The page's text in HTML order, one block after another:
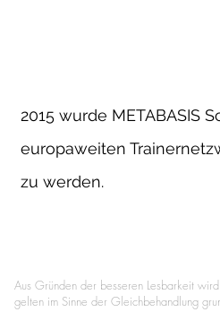
2015 wurde METABASIS
europaweiten
zu werden.
Aus Gründen der besseren Lesbarkeit
gelten im Sinne der Gleichbehandlung